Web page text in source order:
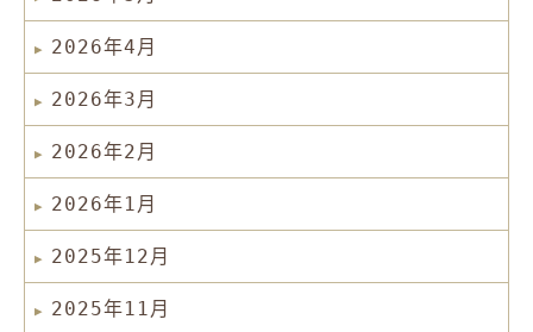
2026年4月
2026年3月
2026年2月
2026年1月
2025年12月
2025年11月